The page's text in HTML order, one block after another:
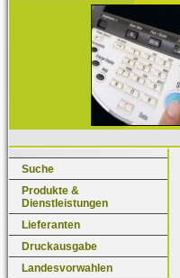
Suche
Produkte &
Dienstleistungen
Lieferanten
Druckausgabe
Landesvorwahlen